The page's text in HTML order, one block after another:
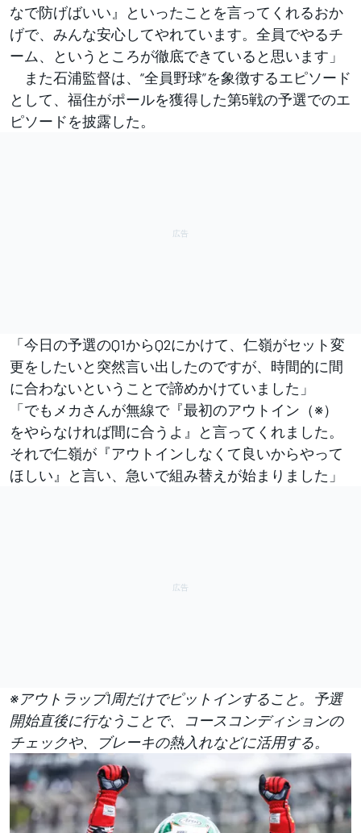
なで防げばいい』といったことを言ってくれるおか
げで、みんな安心してやれています。全員でやるチ
ーム、というところが徹底できていると思います」
また石浦監督は、“全員野球”を象徴するエピソード
として、福住がポールを獲得した第5戦の予選でのエ
ピソードを披露した。
「今日の予選のQ1からQ2にかけて、仁嶺がセット変
更をしたいと突然言い出したのですが、時間的に間
に合わないということで諦めかけていました」
「でもメカさんが無線で『最初のアウトイン（※）
をやらなければ間に合うよ』と言ってくれました。
それで仁嶺が『アウトインしなくて良いからやって
ほしい』と言い、急いで組み替えが始まりました」
※アウトラップ1周だけでピットインすること。予選
開始直後に行なうことで、コースコンディションの
チェックや、ブレーキの熱入れなどに活用する。